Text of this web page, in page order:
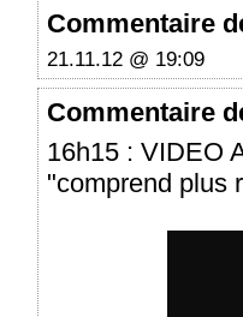
Commentaire
21.11.12 @ 19:09
Commentaire
16h15 : VIDEO
"comprend plus